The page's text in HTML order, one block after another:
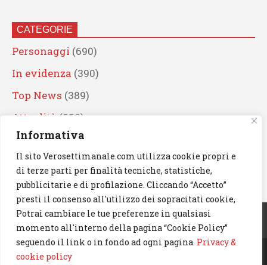
Informativa
Il sito Verosettimanale.com utilizza cookie propri e
di terze parti per finalità tecniche, statistiche,
pubblicitarie e di profilazione. Cliccando “Accetto”
presti il consenso all'utilizzo dei sopracitati cookie,
Potrai cambiare le tue preferenze in qualsiasi
momento all'interno della pagina “Cookie Policy”
seguendo il link o in fondo ad ogni pagina. Privacy &
cookie policy
CATEGORIE
Personaggi (690)
In evidenza (390)
Top News (389)
Attualità (336)
Eventi(330)
Artisti (241)
News(239)
Cerca
© 2023 Verosettimanale.com. All rights reserved.